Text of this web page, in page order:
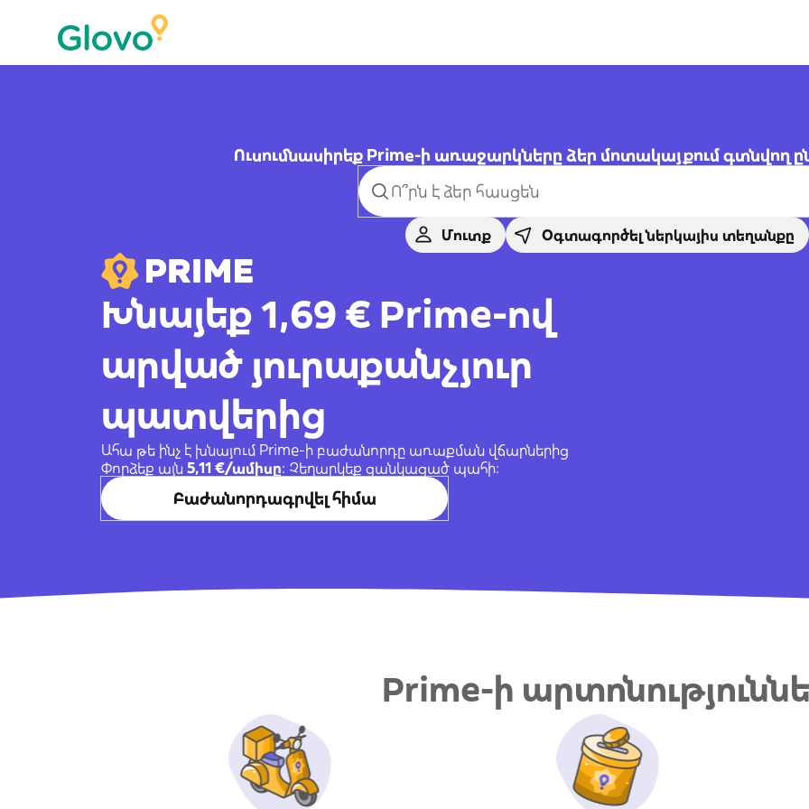
Ուսումնասիրեք Prime-ի առաջարկները ձեր մոտակայքում գտնվող
Մուտք Օգտագործել ներկայիս տեղանքը
Խնայեք 1,69 € Prime-ով
արված յուրաքանչյուր
պատվերից
Ահա թե ինչ է խնայում Prime-ի բաժանորդը առաքման վճարներից
Փորձեք այն 5,11 €/ամիսը։ Չեղարկեք ցանկացած պահի։
Բաժանորդագրվել հիմա
Prime-ի